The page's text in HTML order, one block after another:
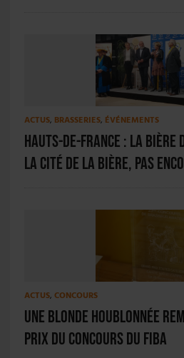
ACTUS, BRASSERIES, ÉVÉNEMENTS
Hauts-de-France : La
La Cité de la bière, pas
ACTUS, CONCOURS
Une blonde houblonnée
prix du concours du FIBA